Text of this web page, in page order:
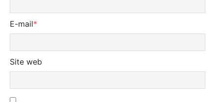
E-mail*
Site web